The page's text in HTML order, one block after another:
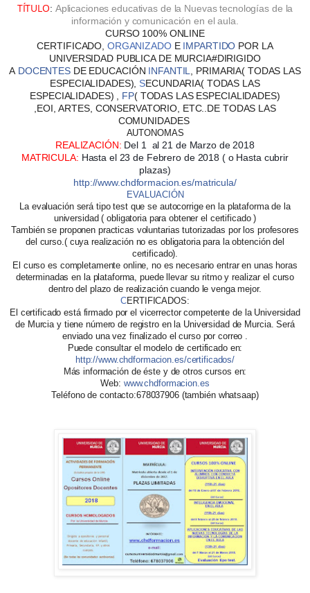
TÍTULO: Aplicaciones educativas de la Nuevas tecnologías de la
información y comunicación en el aula.
CURSO 100% ONLINE
CERTIFICADO, ORGANIZADOE IMPARTIDO POR LA
UNIVERSIDAD PUBLICA DE MURCIA#DIRIGIDO
A DOCENTES DE EDUCACIÓN INFANTIL PRIMARIA( TODAS LAS
ESPECIALIDADES), SECUNDARIA( TODAS LAS
ESPECIALIDADES) , FP( TODAS LAS ESPECIALIDADES)
EOI ,ARTES, CONSERVATORIO , ETC..DE TODAS LAS
COMUNIDADES
AUTONOMAS
REALIZACIÓN: Del 1 al 21 de Marzo de 2018
MATRICULA: Hasta el 23 de Febrero de 2018 ( o Hasta cubrir
plazas)
http://www.chdformacion.es/matricula/
EVALUACIÓN
La evaluación será tipo test que se autocorrige en la plataforma de la
universidad ( obligatoria para obtener el certificado )
También se proponen practicas voluntarias tutorizadas por los profesores
del curso.( cuya realización no es obligatoria para la obtención del
certificado).
El curso es completamente online, no es necesario entrar en unas horas
determinadas en la plataforma, puede llevar su ritmo y realizar el curso
dentro del plazo de realización cuando le venga mejor.
CERTIFICADOS:
El certificado está firmado por el vicerrector competente de la Universidad
de Murcia y tiene número de registro en la Universidad de Murcia. Será
enviado una vez finalizado el curso por correo .
Puede consultar el modelo de certificado en:
http://www.chdformacion.es/certificados/
Más información de éste y de otros cursos en:
Web: www.chdformacion.es
Teléfono de contacto:678037906 (también whatsaap)